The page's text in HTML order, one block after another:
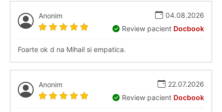
Anonim
04.08.2026
Review pacient Docbook
Foarte ok d na Mihail si empatica.
Anonim
22.07.2026
Review pacient Docbook